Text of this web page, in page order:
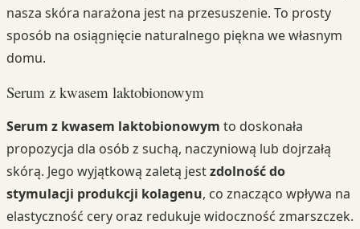
nasza skóra narażona jest na przesuszenie. To prosty
sposób na osiągnięcie naturalnego piękna we własnym
domu.
Serum z kwasem laktobionowym
Serum z kwasem laktobionowym to doskonała
propozycja dla osób z suchą, naczyniową lub dojrzałą
skórą. Jego wyjątkową zaletą jestzdolność do
stymulacji produkcji kolagenu, co znacząco wpływa na
elastyczność cery oraz redukuje widoczność zmarszczek.